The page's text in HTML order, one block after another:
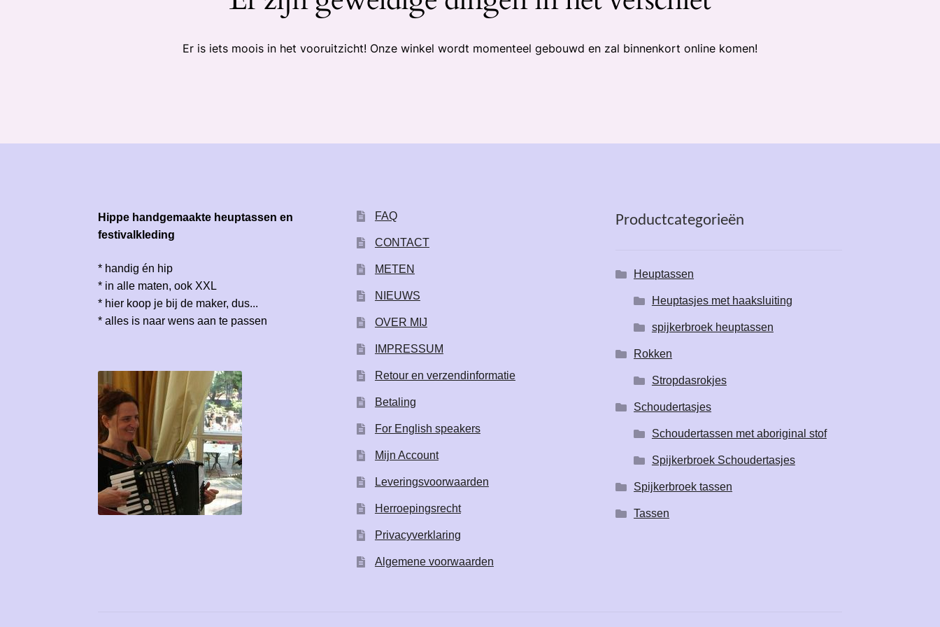
Er is iets moois in het vooruitzicht! Onze winkel wordt momenteel gebouwd en zal binnenkort online komen!
Hippe handgemaakte heuptassen en
festivalkleding
* handig én hip
* in alle maten, ook XXL
* hier koop je bij de maker, dus...
* alles is naar wens aan te passen
FAQ
CONTACT
METEN
NIEUWS
OVER MIJ
IMPRESSUM
Retour en verzendinformatie
Betaling
For English speakers
Mijn Account
Leveringsvoorwaarden
Herroepingsrecht
Privacyverklaring
Algemene voorwaarden
Productcategorieën
Heuptassen
Heuptasjes met haaksluiting
spijkerbroek heuptassen
Rokken
Stropdasrokjes
Schoudertasjes
Schoudertassen met aboriginal stof
Spijkerbroek Schoudertasjes
Spijkerbroek tassen
Tassen